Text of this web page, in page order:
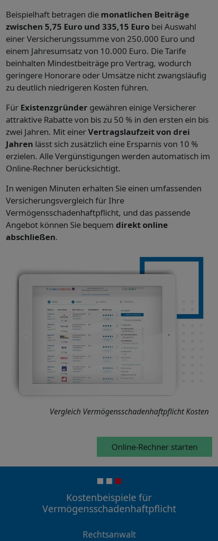
Vergleich Vermögensschadenhaftpflicht Kosten
Beispielhaft betragen die monatlichen Beiträge
zwischen 5,75 Euro und 335,15 Euro bei Auswahl
einer Versicherungssumme von 250.000 Euro und
einem Jahresumsatz von 10.000 Euro. Die Tarife
beinhalten Mindestbeiträge pro Vertrag, wodurch
geringere Honorare oder Umsätze nicht zwangsläufig
zu deutlich niedrigeren Kosten führen.
Für Existenzgründer gewähren einige Versicherer
attraktive Rabatte von bis zu 50 % in den ersten ein bis
zwei Jahren. Mit einerVertragslaufzeit von drei
Jahren lässt sich zusätzlich eine Ersparnis von 10 %
erzielen. Alle Vergünstigungen werden automatisch im
Online-Rechner berücksichtigt.
In wenigen Minuten erhalten Sie einen umfassenden
Versicherungsvergleich für Ihre
Vermögensschadenhaftpflicht, und das passende
Angebot können Sie bequem direkt online
abschließen.
Online-Rechner starten
Kostenbeispiele für
Vermögensschadenhaftpflicht
Rechtsanwalt